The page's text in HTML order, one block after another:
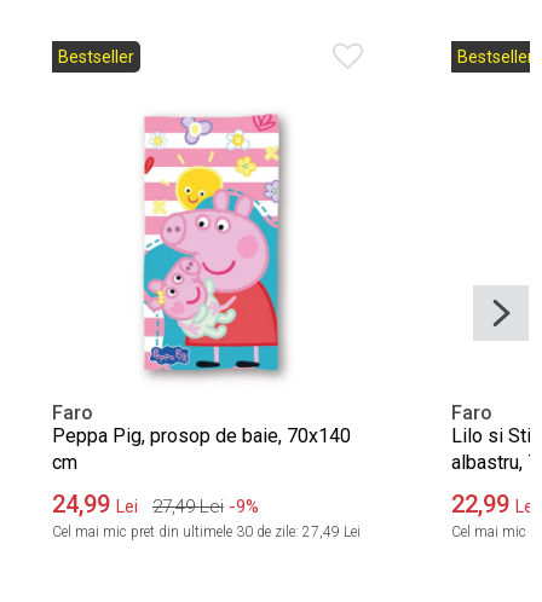
Bestseller
Faro
Peppa Pig, prosop de baie, 70x140
cm
24,99 Lei 27,49 Lei -9%
Cel mai mic pret din ultimele 30 de zile: 27,49 Lei
Bestseller
Faro
Lilo si
albastru,
22,99 Lei
Cel mai mic